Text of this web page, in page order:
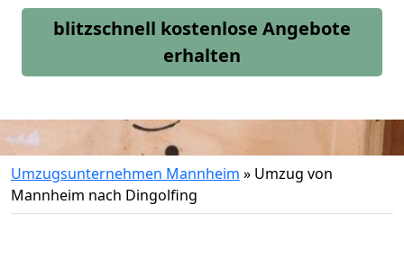
blitzschnell kostenlose Angebote
erhalten
Umzugsunternehmen Mannheim » Umzug von
Mannheim nach Dingolfing